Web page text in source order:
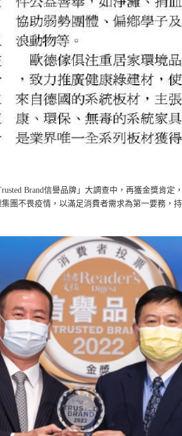
Brand信譽品牌」大調查中，再獲金獎肯
團不畏疫情，以滿足消費者需求為第一要務，